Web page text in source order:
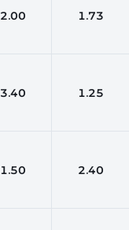
2.00 1.73
3.40 1.25
1.50 2.40